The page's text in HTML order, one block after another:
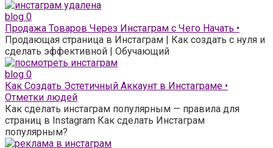
blog 0
Продажа Товаров Через Инстаграм с Чего Начать •
Продающая страница в Инстаграм | Как создать с нуля и
сделать эффективной | Обучающий
blog 0
Как Создать Эстетичный Аккаунт в Инстаграме •
Отметки людей
Как сделать инстаграм популярным — правила для
страниц в Instagram Как сделать Инстаграм
популярным?